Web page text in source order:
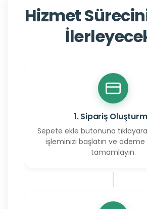
Hizmet
1. Sipariş
Sepete ekle butonuna
işleminizi başlatın ve ödeme
tamamlayın.